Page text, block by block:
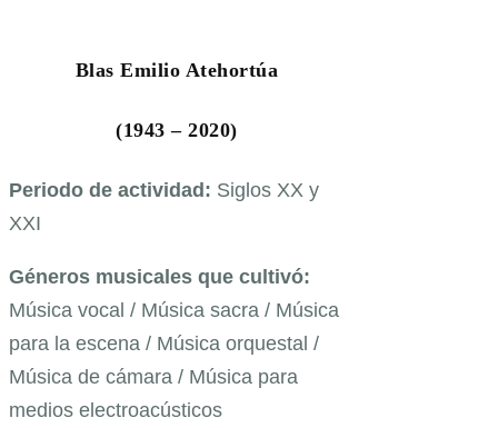
Blas Emilio Atehortúa
(1943 – 2020)
Periodo de actividad: Siglos XX y
XXI
Géneros musicales que cultivó:
Música vocal / Música sacra / Música
para la escena / Música orquestal /
Música de cámara / Música para
medios electroacústicos